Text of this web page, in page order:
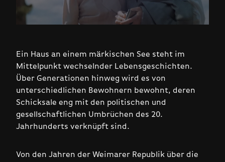
Ein Haus an einem märkischen See steht im
Mittelpunkt wechselnder Lebensgeschichten.
Über Generationen hinweg wird es von
unterschiedlichen Bewohnern bewohnt, deren
Schicksale eng mit den politischen und
gesellschaftlichen Umbrüchen des 20.
Jahrhunderts verknüpft sind.
Von den Jahren der Weimarer Republik über die